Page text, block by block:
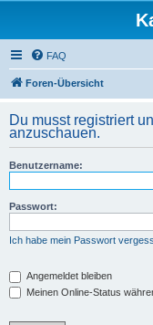
FAQ
Foren-Übersicht
Du musst registriert
anzuschauen.
Benutzername:
Passwort:
Ich habe mein Passwort
Angemeldet bleiben
Meinen Online-Status